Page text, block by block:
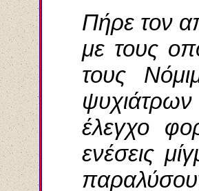
Πήρε τον
με τους
τους
έλεγχο
ενέσεις